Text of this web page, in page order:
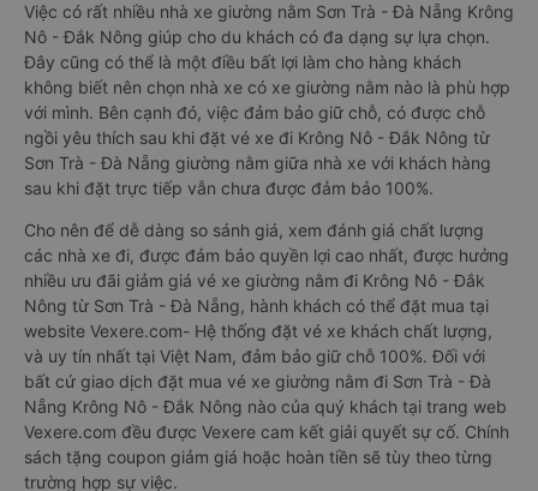
Việc có rất nhiều nhà xe giường nằm Sơn Trà - Đà Nẵng Krông
Nô - Đắk Nông giúp cho du khách có đa dạng sự lựa chọn.
Đây cũng có thể là một điều bất lợi làm cho hàng khách
không biết nên chọn nhà xe có xe giường nằm nào là phù hợp
với mình. Bên cạnh đó, việc đảm bảo giữ chỗ, có được chỗ
ngồi yêu thích sau khi đặt vé xe đi Krông Nô - Đắk Nông từ
Sơn Trà - Đà Nẵng giường nằm giữa nhà xe với khách hàng
sau khi đặt trực tiếp vẫn chưa được đảm bảo 100%.
Cho nên để dễ dàng so sánh giá, xem đánh giá chất lượng
các nhà xe đi, được đảm bảo quyền lợi cao nhất, được hưởng
nhiều ưu đãi giảm giá vé xe giường nằm đi Krông Nô - Đắk
Nông từ Sơn Trà - Đà Nẵng, hành khách có thể đặt mua tại
website Vexere.com- Hệ thống đặt vé xe khách chất lượng,
và uy tín nhất tại Việt Nam, đảm bảo giữ chỗ 100%. Đối với
bất cứ giao dịch đặt mua vé xe giường nằm đi Sơn Trà - Đà
Nẵng Krông Nô - Đắk Nông nào của quý khách tại trang web
Vexere.com đều được Vexere cam kết giải quyết sự cố. Chính
sách tặng coupon giảm giá hoặc hoàn tiền sẽ tùy theo từng
trường hợp sự việc.